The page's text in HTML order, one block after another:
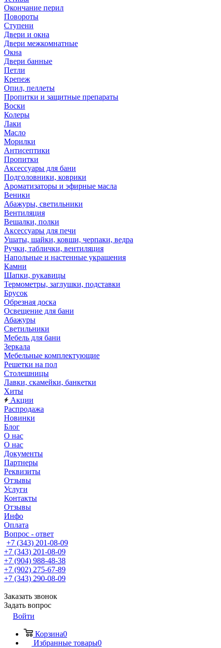
Окончание перил
Повороты
Ступени
Двери и окна
Двери межкомнатные
Окна
Двери банные
Петли
Крепеж
Опил, пеллеты
Пропитки и защитные препараты
Воски
Колеры
Лаки
Масло
Морилки
Антисептики
Пропитки
Аксессуары для бани
Подголовники, коврики
Ароматизаторы и эфирные масла
Веники
Абажуры, светильники
Вентиляция
Вешалки, полки
Аксессуары для печи
Ушаты, шайки, ковши, черпаки, ведра
Ручки, таблички, вентиляция
Напольные и настенные украшения
Камни
Шапки, рукавицы
Термометры, заглушки, подставки
Брусок
Обрезная доска
Освещение для бани
Абажуры
Светильники
Мебель для бани
Зеркала
Мебельные комплектующие
Решетки на пол
Столешницы
Лавки, скамейки, банкетки
Хиты
Акции
Распродажа
Новинки
Блог
О нас
О нас
Документы
Партнеры
Реквизиты
Отзывы
Услуги
Контакты
Отзывы
Инфо
Оплата
Вопрос - ответ
+7 (343) 201-08-09
+7 (343) 201-08-09
+7 (904) 988-48-38
+7 (902) 275-67-89
+7 (343) 290-08-09
Заказать звонок
Задать вопрос
Войти
Корзина0
Избранные товары0